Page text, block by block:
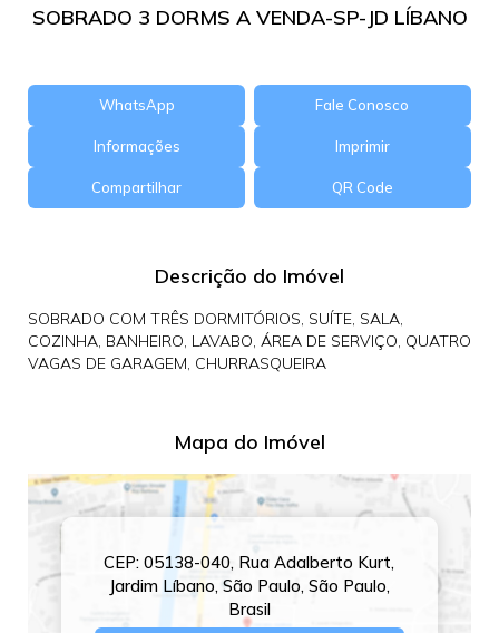
SOBRADO 3 DORMS A VENDA-SP-JD LÍBANO
WhatsApp Fale Conosco
Informações Imprimir
Compartilhar QR Code
Descrição do Imóvel
SOBRADO COM TRÊS DORMITÓRIOS, SUÍTE, SALA,
COZINHA, BANHEIRO, LAVABO, ÁREA DE SERVIÇO, QUATRO
VAGAS DE GARAGEM, CHURRASQUEIRA
Mapa do Imóvel
CEP: 05138-040, Rua Adalberto Kurt,
Jardim Líbano, São Paulo, São Paulo,
Brasil